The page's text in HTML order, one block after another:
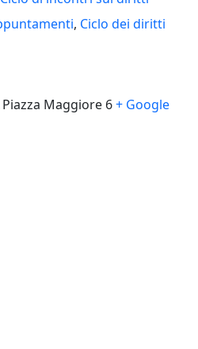
, Ciclo dei diritti
Maggiore 6+ Google